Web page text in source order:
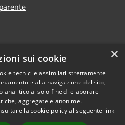
Copyright © 2026 • Comune di
Cassano d'Adda • Powered by
×
sui cookie
tecnici e assimilati strettamente
e alla navigazione del sito,
analitico al solo fine di elaborare
aggregate e anonime.
la cookie policy al seguente link